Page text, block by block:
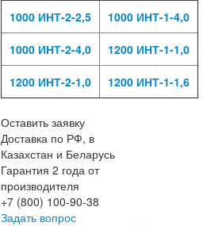
1000 ИНТ-2-2,5 1000 ИНТ-1-4,0
1000 ИНТ-2-4,0 1200 ИНТ-1-1,0
1200 ИНТ-2-1,0 1200 ИНТ-1-1,6
Оставить заявку
Доставка по РФ, в
Казахстан и Беларусь
Гарантия 2 года от
производителя
+7 (800) 100-90-38
Задать вопрос